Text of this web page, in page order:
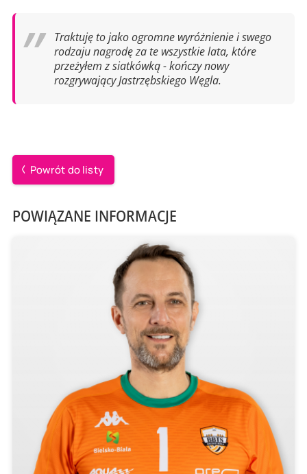
Traktuję to jako ogromne wyróżnienie i swego
rodzaju nagrodę za te wszystkie lata, które
przeżyłem z siatkówką - kończy nowy
rozgrywający Jastrzębskiego Węgla.
Powrót do listy
POWIĄZANE INFORMACJE